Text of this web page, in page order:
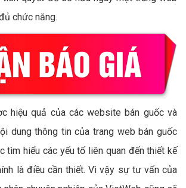
chức năng.
hiệu quả của các website bán guốc và
dung thông tin của trang web bán guốc
tìm hiểu các yếu tố liên quan đến thiết kế
là điều cần thiết. Vì vậy sự tư vấn của